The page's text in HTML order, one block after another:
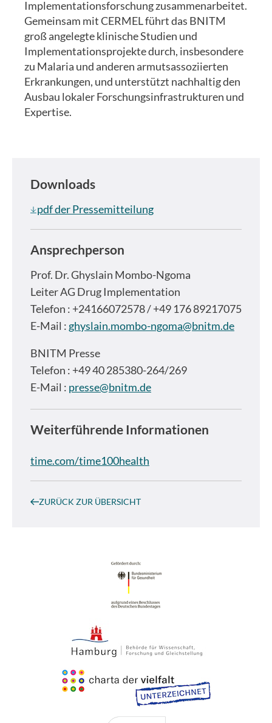
Implementationsforschung zusammenarbeitet.
Gemeinsam mit CERMEL führt das BNITM
groß angelegte klinische Studien und
Implementationsprojekte durch, insbesondere
zu Malaria und anderen armutsassoziierten
Erkrankungen, und unterstützt nachhaltig den
Ausbau lokaler Forschungsinfrastrukturen und
Expertise.
Downloads
pdf der Pressemitteilung
Ansprechperson
Prof. Dr.Ghyslain Mombo-Ngoma
Leiter AG Drug Implementation
Telefon : +24166072578 / +49 176 89217075
E-Mail : ghyslain.mombo-ngoma@bnitm.de
BNITM Presse
Telefon : +49 40 285380-264/269
E-Mail : presse@bnitm.de
Weiterführende Informationen
time.com/time100health
ZURÜCK ZUR ÜBERSICHT